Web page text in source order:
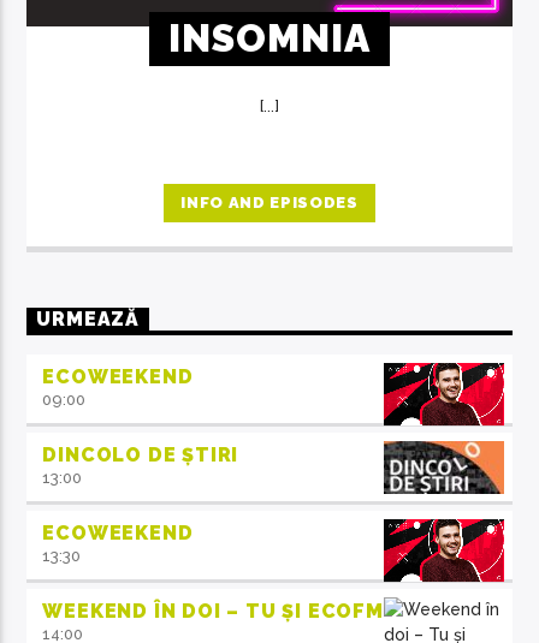
INSOMNIA
[...]
INFO AND EPISODES
URMEAZĂ
ECOWEEKEND
09:00
DINCOLO DE ȘTIRI
13:00
ECOWEEKEND
13:30
WEEKEND ÎN DOI – TU ȘI ECOFM
14:00